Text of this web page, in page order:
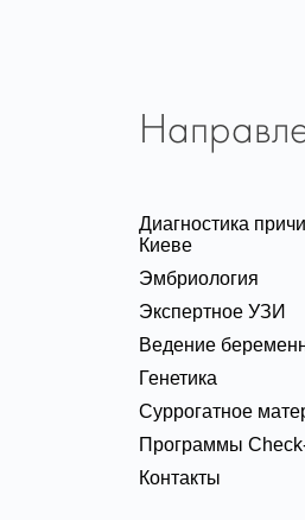
Диагностика
Киеве
Эмбриология
Экспертное УЗИ
Ведение
Генетика
Суррогатное
Программы
Контакты